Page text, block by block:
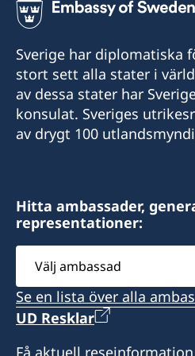
Sverige har diplomatiska
stort sett alla stater i
av dessa stater har
konsulat. Sveriges
av drygt 100
Hitta ambassader,
representationer:
Välj
ambassad
Se en lista över alla
UD Resklar
Få aktuell